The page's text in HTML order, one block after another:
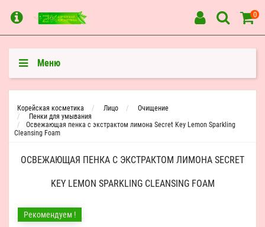
0
Меню
Корейская косметика Лицо
Очищение
Пенки для умывания
Освежающая пенка с экстрактом лимона Secret Key Lemon Sparkling
Cleansing Foam
ОСВЕЖАЮЩАЯ ПЕНКА С ЭКСТРАКТОМ ЛИМОНА SECRET
KEY LEMON SPARKLING CLEANSING FOAM
Рекомендуем !